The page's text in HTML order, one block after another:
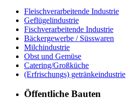
Fleischverarbeitende Industrie
Geflügelindustrie
Fischverarbeitende Industrie
Bäckergewerbe / Süsswaren
Milchindustrie
Obst und Gemüse
Catering/Großküche
(Erfrischungs) getränkeindustrie
Öffentliche Bauten